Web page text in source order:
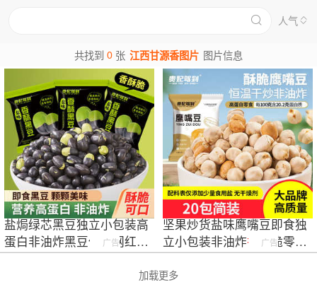
人气
共找到0 张 江西甘源香图片 图片信息
盐焗绿芯黑豆独立小包装高
蛋白非油炸黑豆休闲网红零
食炒货代发
广告
坚果炒货盐味鹰嘴豆即食独
立小包装非油炸香
酥脆零食
儿童孕妇追剧
广告
加载更多